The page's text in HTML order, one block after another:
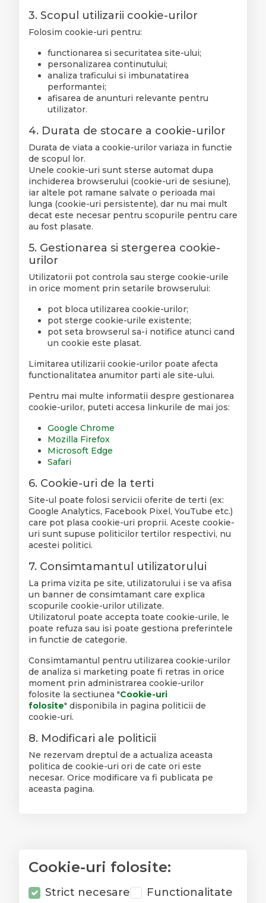
3. Scopul utilizarii cookie-urilor
Folosim cookie-uri pentru:
functionarea si securitatea site-ului;
personalizarea continutului;
analiza traficului si imbunatatirea
performantei;
afisarea de anunturi relevante pentru
utilizator.
4. Durata de stocare a cookie-urilor
Durata de viata a cookie-urilor variaza in functie
de scopul lor.
Unele cookie-uri sunt sterse automat dupa
inchiderea browserului (cookie-uri de sesiune),
iar altele pot ramane salvate o perioada mai
lunga (cookie-uri persistente), dar nu mai mult
decat este necesar pentru scopurile pentru care
au fost plasate.
5. Gestionarea si stergerea cookie-
urilor
Utilizatorii pot controla sau sterge cookie-urile
in orice moment prin setarile browserului:
pot bloca utilizarea cookie-urilor;
pot sterge cookie-urile existente;
pot seta browserul sa-i notifice atunci cand
un cookie este plasat.
Limitarea utilizarii cookie-urilor poate afecta
functionalitatea anumitor parti ale site-ului.
Pentru mai multe informatii despre gestionarea
cookie-urilor, puteti accesa linkurile de mai jos:
Google Chrome
Mozilla Firefox
Microsoft Edge
Safari
6. Cookie-uri de la terti
Site-ul poate folosi servicii oferite de terti (ex:
Google Analytics, Facebook Pixel, YouTube etc.)
care pot plasa cookie-uri proprii. Aceste cookie-
uri sunt supuse politicilor tertilor respectivi, nu
acestei politici.
7. Consimtamantul utilizatorului
La prima vizita pe site, utilizatorului i se va afisa
un banner de consimtamant care explica
scopurile cookie-urilor utilizate.
Utilizatorul poate accepta toate cookie-urile, le
poate refuza sau isi poate gestiona preferintele
in functie de categorie.
Consimtamantul pentru utilizarea cookie-urilor
de analiza si marketing poate fi retras in orice
moment prin administrarea cookie-urilor
folosite la sectiunea "Cookie-uri
folosite" disponibila in pagina politicii de
cookie-uri.
8. Modificari ale politicii
Ne rezervam dreptul de a actualiza aceasta
politica de cookie-uri ori de cate ori este
necesar. Orice modificare va fi publicata pe
aceasta pagina.
Cookie-uri folosite:
Strict necesare
Functionalitate